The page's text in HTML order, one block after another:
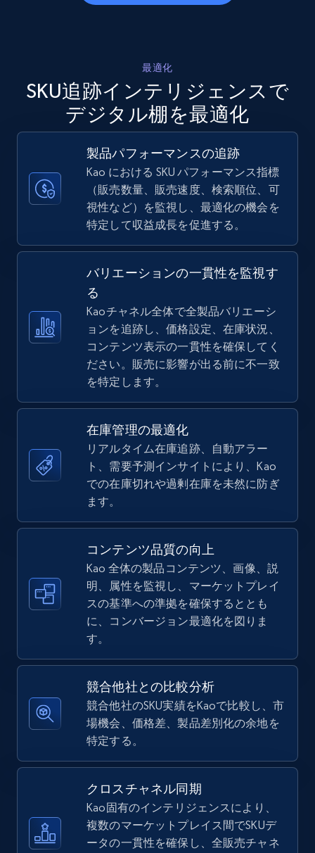
Walmart - products - Discover products by
using sku numbers
URL, Final price, Sku, Currency, Gtin,
Specifications, Image urls, Top reviews, and
5.6K+ 878+ 今すぐ始める
TikTok Shop
URL, Title, Available, Description, Currency, Initial
price, Final price, Discount percent, and more.
668+ 今すぐ始める
URL, Title, Available, Description, Currency, Initial
price, Final price, Discount percent, and more.
668+ 今すぐ始める
TikTok Shop - Collect TikTok shop products
by keywords search
URL, Title, Available, Description, Currency, Initial
price, Final price, Discount percent, and more.
TikTok Shop - discover records by shop url
URL, Title, Available, Description, Currency, Initial
price, Final price, Discount percent, and more.
668+ 今すぐ始める
最適化
SKU追跡インテリジェンスで
デジタル棚を最適化
製品パフォーマンスの追跡
Kao における SKU パフォーマンス指標
（販売数量、販売速度、検索順位、可
視性など）を監視し、最適化の機会を
特定して収益成長を促進する。
バリエーションの一貫性を監視す
る
Kaoチャネル全体で全製品バリエーシ
ョンを追跡し、価格設定、在庫状況、
コンテンツ表示の一貫性を確保してく
ださい。販売に影響が出る前に不一致
を特定します。
在庫管理の最適化
リアルタイム在庫追跡、自動アラー
ト、需要予測インサイトにより、Kao
での在庫切れや過剰在庫を未然に防ぎ
ます。
コンテンツ品質の向上
Kao 全体の製品コンテンツ、画像、説
明、属性を監視し、マーケットプレイ
スの基準への準拠を確保するととも
に、コンバージョン最適化を図りま
す。
競合他社との比較分析
競合他社のSKU実績をKaoで比較し、市
場機会、価格差、製品差別化の余地を
特定する。
クロスチャネル同期
Kao固有のインテリジェンスにより、
複数のマーケットプレイス間でSKUデ
ータの一貫性を確保し、全販売チャネ